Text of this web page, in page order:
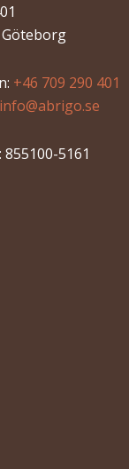
Göteborg
+46 709 290 401
info@abrigo.se
5161